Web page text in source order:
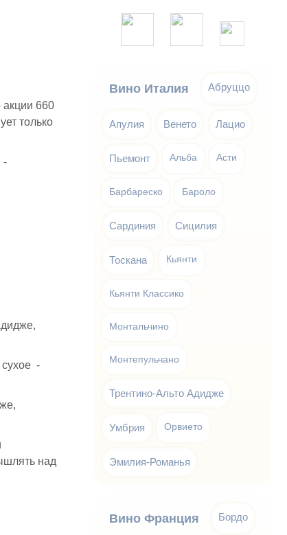
660
только
-
сухое -
над
Вино Италия Абруццо
Апулия Венето Лацио
Пьемонт Альба Асти
Барбареско Бароло
Сардиния Сицилия
Тоскана Кьянти
Кьянти Классико
Монтальчино
Монтепульчано
Трентино-Альто Адидже
Умбрия Орвието
Эмилия-Романья
Вино Франция Бордо